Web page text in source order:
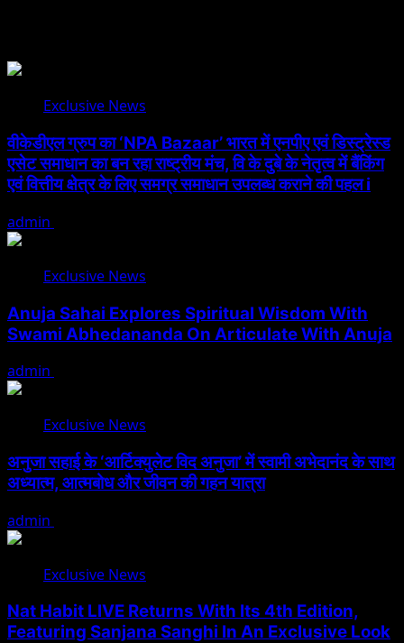
Exclusive News
वीकेडीएल ग्रुप का ‘NPA Bazaar’ भारत में एनपीए एवं डिस्ट्रेस्ड
एसेट समाधान का बन रहा राष्ट्रीय मंच, वि के दुबे के नेतृत्व में बैंकिंग
एवं वित्तीय क्षेत्र के लिए समग्र समाधान उपलब्ध कराने की पहल i
admin
Exclusive News
Anuja Sahai Explores Spiritual Wisdom With
Swami Abhedananda On Articulate With Anuja
admin
Exclusive News
अनुजा सहाई के ‘आर्टिक्युलेट विद अनुजा’ में स्वामी अभेदानंद के साथ
अध्यात्म, आत्मबोध और जीवन की गहन यात्रा
admin
Exclusive News
Nat Habit LIVE Returns With Its 4th Edition,
Featuring Sanjana Sanghi In An Exclusive Look